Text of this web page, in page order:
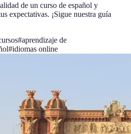
de un curso de español y
expectativas. ¡Sigue nuestra guía
#aprendizaje de
#idiomas online